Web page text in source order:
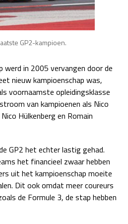
GP2-kampioen.
in 2005 vervangen door de
nieuw kampioenschap was,
voornaamste opleidingsklasse
van kampioenen als Nico
Hülkenberg en Romain
GP2 het echter lastig gehad.
het financieel zwaar hebben
uit het kampioenschap moeite
Dit ook omdat meer coureurs
de Formule 3, de stap hebben